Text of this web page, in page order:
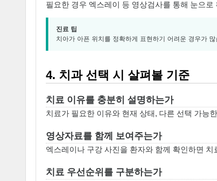
필요한 경우 엑스레이 등 영상검사를 통해 눈으
진료 팁
치아가 아픈 위치를 정확하게 표현하기 어려운 경우가
4. 치과 선택 시 살펴볼 기준
치료 이유를 충분히 설명하는가
치료가 필요한 이유와 현재 상태, 다른 선택 가능
영상자료를 함께 보여주는가
엑스레이나 구강 사진을 환자와 함께 확인하면
치료 우선순위를 구분하는가